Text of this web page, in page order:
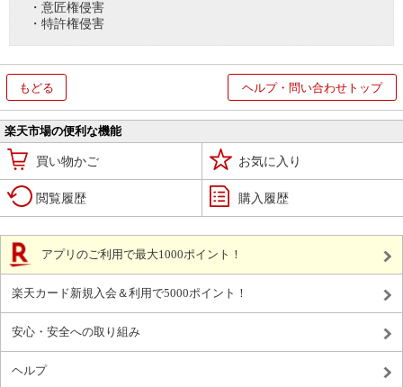
・意匠権侵害
・特許権侵害
もどる ヘルプ・問い合わせトップ
楽天市場の便利な機能
買い物かご お気に入り
閲覧履歴 購入履歴
アプリのご利用で最大1000ポイント！
楽天カード新規入会＆利用で5000ポイント！
安心・安全への取り組み
ヘルプ